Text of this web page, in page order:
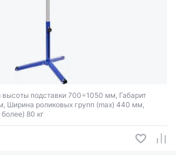
высоты подставки 700÷1050 мм, Габарит
Ширина роликовых групп (max) 440 мм,
80 кг